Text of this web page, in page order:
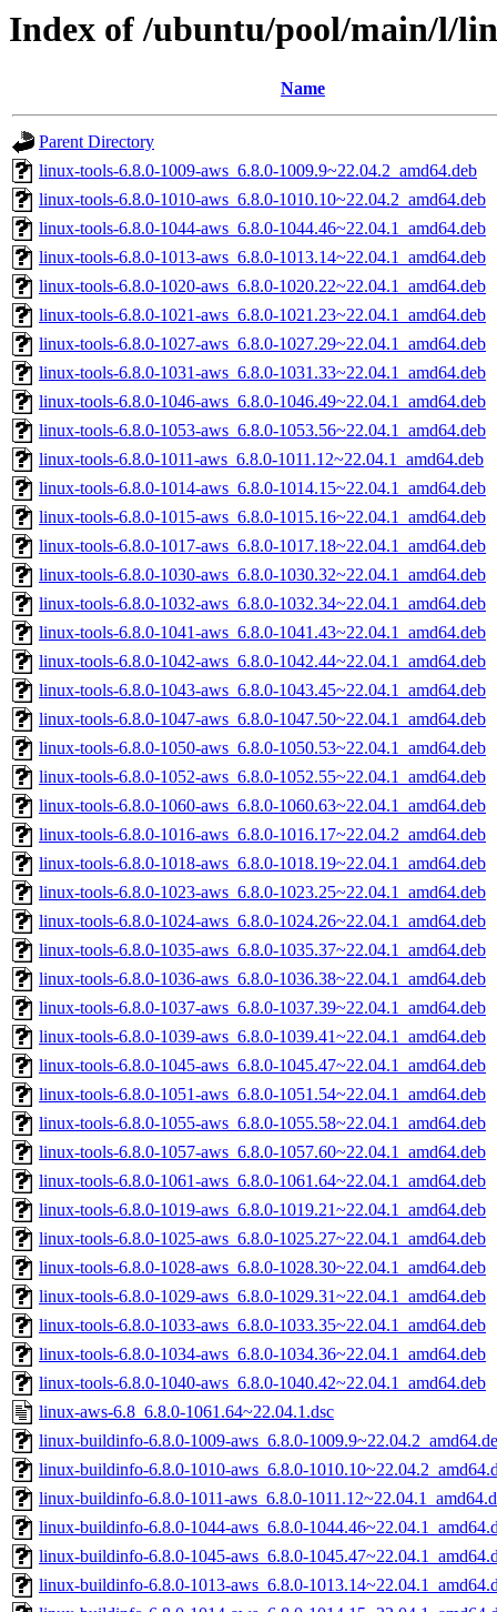
Index of /ubuntu/pool/main/l/
Name
Parent Directory
linux-tools-6.8.0-1009-aws_6.8.0-1009.9~22.04.2_amd64.deb
linux-tools-6.8.0-1010-aws_6.8.0-1010.10~22.04.2_amd64.deb
linux-tools-6.8.0-1044-aws_6.8.0-1044.46~22.04.1_amd64.deb
linux-tools-6.8.0-1013-aws_6.8.0-1013.14~22.04.1_amd64.deb
linux-tools-6.8.0-1020-aws_6.8.0-1020.22~22.04.1_amd64.deb
linux-tools-6.8.0-1021-aws_6.8.0-1021.23~22.04.1_amd64.deb
linux-tools-6.8.0-1027-aws_6.8.0-1027.29~22.04.1_amd64.deb
linux-tools-6.8.0-1031-aws_6.8.0-1031.33~22.04.1_amd64.deb
linux-tools-6.8.0-1046-aws_6.8.0-1046.49~22.04.1_amd64.deb
linux-tools-6.8.0-1053-aws_6.8.0-1053.56~22.04.1_amd64.deb
linux-tools-6.8.0-1011-aws_6.8.0-1011.12~22.04.1_amd64.deb
linux-tools-6.8.0-1014-aws_6.8.0-1014.15~22.04.1_amd64.deb
linux-tools-6.8.0-1015-aws_6.8.0-1015.16~22.04.1_amd64.deb
linux-tools-6.8.0-1017-aws_6.8.0-1017.18~22.04.1_amd64.deb
linux-tools-6.8.0-1030-aws_6.8.0-1030.32~22.04.1_amd64.deb
linux-tools-6.8.0-1032-aws_6.8.0-1032.34~22.04.1_amd64.deb
linux-tools-6.8.0-1041-aws_6.8.0-1041.43~22.04.1_amd64.deb
linux-tools-6.8.0-1042-aws_6.8.0-1042.44~22.04.1_amd64.deb
linux-tools-6.8.0-1043-aws_6.8.0-1043.45~22.04.1_amd64.deb
linux-tools-6.8.0-1047-aws_6.8.0-1047.50~22.04.1_amd64.deb
linux-tools-6.8.0-1050-aws_6.8.0-1050.53~22.04.1_amd64.deb
linux-tools-6.8.0-1052-aws_6.8.0-1052.55~22.04.1_amd64.deb
linux-tools-6.8.0-1060-aws_6.8.0-1060.63~22.04.1_amd64.deb
linux-tools-6.8.0-1016-aws_6.8.0-1016.17~22.04.2_amd64.deb
linux-tools-6.8.0-1018-aws_6.8.0-1018.19~22.04.1_amd64.deb
linux-tools-6.8.0-1023-aws_6.8.0-1023.25~22.04.1_amd64.deb
linux-tools-6.8.0-1024-aws_6.8.0-1024.26~22.04.1_amd64.deb
linux-tools-6.8.0-1035-aws_6.8.0-1035.37~22.04.1_amd64.deb
linux-tools-6.8.0-1036-aws_6.8.0-1036.38~22.04.1_amd64.deb
linux-tools-6.8.0-1037-aws_6.8.0-1037.39~22.04.1_amd64.deb
linux-tools-6.8.0-1039-aws_6.8.0-1039.41~22.04.1_amd64.deb
linux-tools-6.8.0-1045-aws_6.8.0-1045.47~22.04.1_amd64.deb
linux-tools-6.8.0-1051-aws_6.8.0-1051.54~22.04.1_amd64.deb
linux-tools-6.8.0-1055-aws_6.8.0-1055.58~22.04.1_amd64.deb
linux-tools-6.8.0-1057-aws_6.8.0-1057.60~22.04.1_amd64.deb
linux-tools-6.8.0-1061-aws_6.8.0-1061.64~22.04.1_amd64.deb
linux-tools-6.8.0-1019-aws_6.8.0-1019.21~22.04.1_amd64.deb
linux-tools-6.8.0-1025-aws_6.8.0-1025.27~22.04.1_amd64.deb
linux-tools-6.8.0-1028-aws_6.8.0-1028.30~22.04.1_amd64.deb
linux-tools-6.8.0-1029-aws_6.8.0-1029.31~22.04.1_amd64.deb
linux-tools-6.8.0-1033-aws_6.8.0-1033.35~22.04.1_amd64.deb
linux-tools-6.8.0-1034-aws_6.8.0-1034.36~22.04.1_amd64.deb
linux-tools-6.8.0-1040-aws_6.8.0-1040.42~22.04.1_amd64.deb
linux-aws-6.8_6.8.0-1061.64~22.04.1.dsc
linux-buildinfo-6.8.0-1009-aws_6.8.0-
linux-buildinfo-6.8.0-1010-aws_6.8.0-
linux-buildinfo-6.8.0-1011-aws_6.8.0-
linux-buildinfo-6.8.0-1044-aws_6.8.0-
linux-buildinfo-6.8.0-1045-aws_6.8.0-
linux-buildinfo-6.8.0-1013-aws_6.8.0-